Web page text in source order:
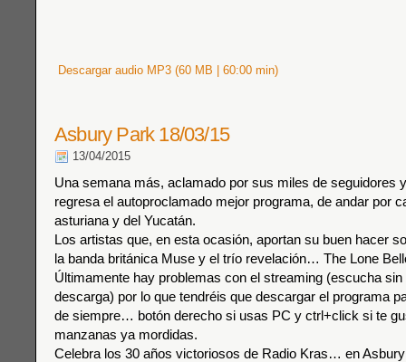
Descargar audio MP3 (60 MB | 60:00 min)
Asbury Park 18/03/15
13/04/2015
Una semana más, aclamado por sus miles de seguidores
regresa el autoproclamado mejor programa, de andar por
asturiana y del Yucatán.
Los artistas que, en esta ocasión, aportan su buen hacer
la banda británica Muse y el trío revelación… The Lone
Últimamente hay problemas con el streaming (escucha sin
descarga) por lo que tendréis que descargar el programa
de siempre… botón derecho si usas PC y ctrl+click si te
manzanas ya mordidas.
Celebra los 30 años victoriosos de Radio Kras… en